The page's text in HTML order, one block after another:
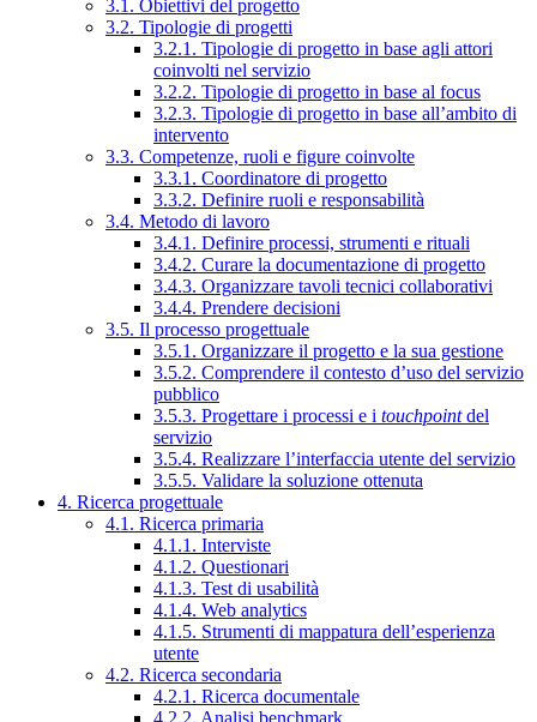
3.1. Obiettivi del progetto
3.2. Tipologie di progetti
3.2.1. Tipologie di progetto in base agli attori
coinvolti nel servizio
3.2.2. Tipologie di progetto in base al focus
3.2.3. Tipologie di progetto in base all’ambito di
intervento
3.3. Competenze, ruoli e figure coinvolte
3.3.1. Coordinatore di progetto
3.3.2. Definire ruoli e responsabilità
3.4. Metodo di lavoro
3.4.1. Definire processi, strumenti e rituali
3.4.2. Curare la documentazione di progetto
3.4.3. Organizzare tavoli tecnici collaborativi
3.4.4. Prendere decisioni
3.5. Il processo progettuale
3.5.1. Organizzare il progetto e la sua gestione
3.5.2. Comprendere il contesto d’uso del servizio
pubblico
3.5.3. Progettare i processi e i touchpointdel
servizio
3.5.4. Realizzare l’interfaccia utente del servizio
3.5.5. Validare la soluzione ottenuta
4. Ricerca progettuale
4.1. Ricerca primaria
4.1.1. Interviste
4.1.2. Questionari
4.1.3. Test di usabilità
4.1.4. Web analytics
4.1.5. Strumenti di mappatura dell’esperienza
utente
4.2. Ricerca secondaria
4.2.1. Ricerca documentale
4.2.2. Analisi benchmark